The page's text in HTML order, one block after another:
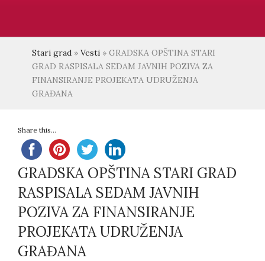
Stari grad » Vesti » GRADSKA OPŠTINA STARI
GRAD RASPISALA SEDAM JAVNIH POZIVA ZA
FINANSIRANJE PROJEKATA UDRUŽENJA
GRAĐANA
Share this...
GRADSKA OPŠTINA STARI GRAD
RASPISALA SEDAM JAVNIH
POZIVA ZA FINANSIRANJE
PROJEKATA UDRUŽENJA
GRAĐANA